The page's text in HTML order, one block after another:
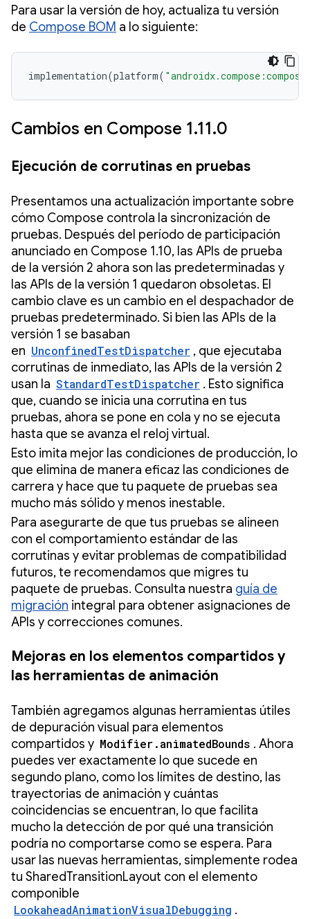
Para usar la versión de hoy, actualiza tu versión
de Compose BOM a lo siguiente:
implementation(platform(
Cambios en Compose 1.11.0
Ejecución de corrutinas en pruebas
Presentamos una actualización importante sobre
cómo Compose controla la sincronización de
pruebas. Después del período de participación
anunciado en Compose 1.10, las APIs de prueba
de la versión 2 ahora son las predeterminadas y
las APIs de la versión 1 quedaron obsoletas. El
cambio clave es un cambio en el despachador de
pruebas predeterminado. Si bien las APIs de la
versión 1 se basaban
en UnconfinedTestDispatcher , que ejecutaba
corrutinas de inmediato, las APIs de la versión 2
usan la StandardTestDispatcher . Esto significa
que, cuando se inicia una corrutina en tus
pruebas, ahora se pone en cola y no se ejecuta
hasta que se avanza el reloj virtual.
Esto imita mejor las condiciones de producción, lo
que elimina de manera eficaz las condiciones de
carrera y hace que tu paquete de pruebas sea
mucho más sólido y menos inestable.
Para asegurarte de que tus pruebas se alineen
con el comportamiento estándar de las
corrutinas y evitar problemas de compatibilidad
futuros, te recomendamos que migres tu
paquete de pruebas. Consulta nuestra guía de
migración integral para obtener asignaciones de
APIs y correcciones comunes.
Mejoras en los elementos compartidos y
las herramientas de animación
También agregamos algunas herramientas útiles
de depuración visual para elementos
compartidos y Modifier.animatedBounds . Ahora
puedes ver exactamente lo que sucede en
segundo plano, como los límites de destino, las
trayectorias de animación y cuántas
coincidencias se encuentran, lo que facilita
mucho la detección de por qué una transición
podría no comportarse como se espera. Para
usar las nuevas herramientas, simplemente rodea
tu SharedTransitionLayout con el elemento
componible
LookaheadAnimationVisualDebugging .